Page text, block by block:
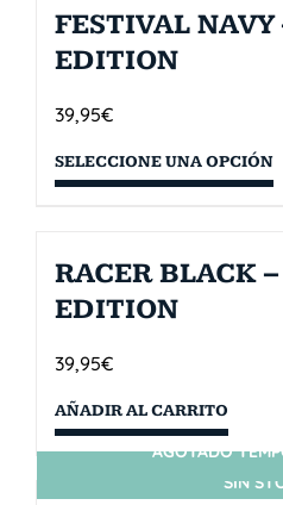
FESTIVAL NAVY
EDITION
39,95€
SELECCIONE UNA OPCIÓN
RACER BLACK
EDITION
39,95€
AÑADIR AL CARRITO
SIN
AGOTADO